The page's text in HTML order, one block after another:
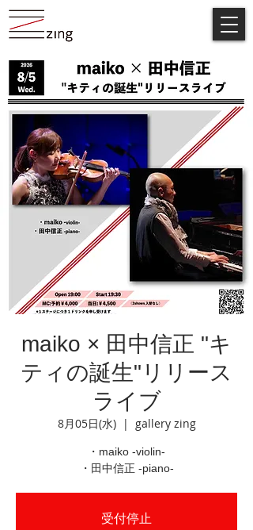
maiko × 田中信正 "キ
ティの誕生"リリース
ライブ
8月05日(水)
  |
gallery zing
・maiko -violin-
・田中信正 -piano-
受付停止